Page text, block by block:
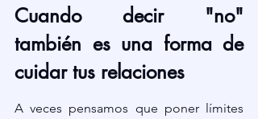
Cuando decir "no"
también es una forma de
cuidar tus relaciones
A veces pensamos que poner límites